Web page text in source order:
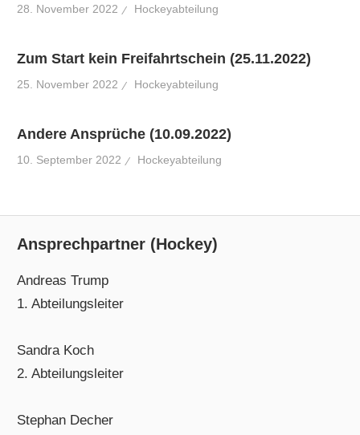
28. November 2022 Hockeyabteilung
Zum Start kein Freifahrtschein (25.11.2022)
25. November 2022 Hockeyabteilung
Andere Ansprüche (10.09.2022)
10. September 2022 Hockeyabteilung
Ansprechpartner (Hockey)
Andreas Trump
1. Abteilungsleiter
Sandra Koch
2. Abteilungsleiter
Stephan Decher